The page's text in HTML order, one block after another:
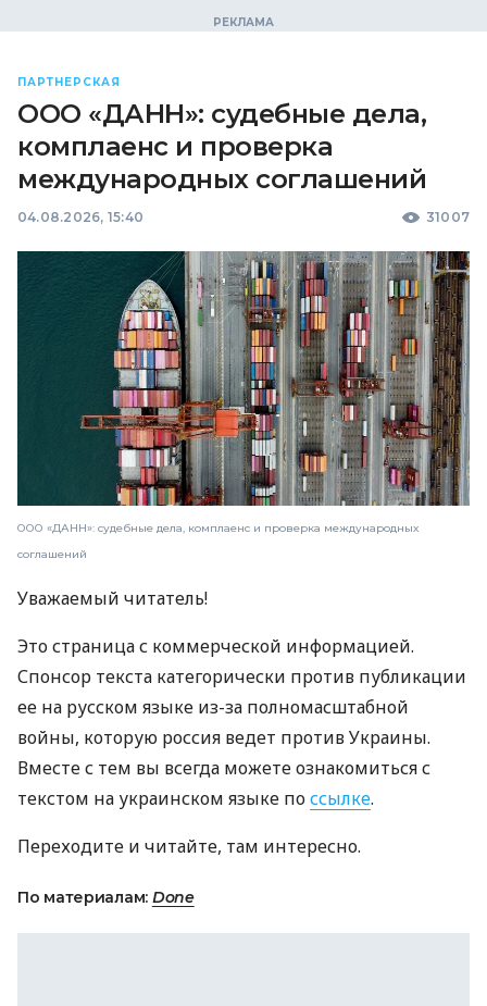
ПАРТНЕРСКАЯ
ООО «ДАНН»: судебные дела,
комплаенс и проверка
международных соглашений
04.08.2026, 15:40 31007
ООО «ДАНН»: судебные дела, комплаенс и проверка международных
соглашений
Уважаемый читатель!
Это страница с коммерческой информацией.
Спонсор текста категорически против публикации
ее на русском языке из-за полномасштабной
войны, которую россия ведет против Украины.
Вместе с тем вы всегда можете ознакомиться с
текстом на украинском языке поссылке.
Переходите и читайте, там интересно.
По материалам: Done